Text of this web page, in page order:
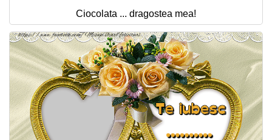
Ciocolata ... dragostea mea!